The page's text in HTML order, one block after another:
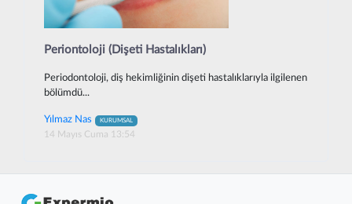
Periontoloji (Dişeti Hastalıkları)
Periodontoloji, diş hekimliğinin dişeti hastalıklarıyla ilgilenen
bölümdü...
Yılmaz Nas KURUMSAL
14 Mayıs Cuma 13:54